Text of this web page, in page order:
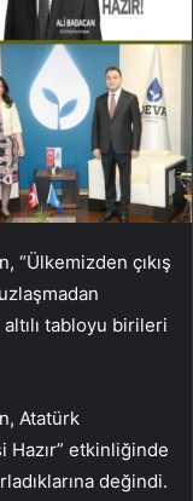
“Ülkemizden çıkış
tabloyu birileri
Atatürk
Hazır” etkinliğinde
değindi.